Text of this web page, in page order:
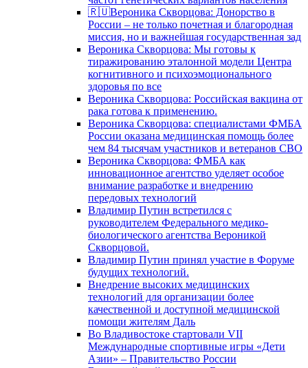
🇷🇺Вероника Скворцова: Донорство в
России – не только почетная и благородная
миссия, но и важнейшая государственная зад
Вероника Скворцова: Мы готовы к
тиражированию эталонной модели Центра
когнитивного и психоэмоционального
здоровья по все
Вероника Скворцова: Российская вакцина от
рака готова к применению.
Вероника Скворцова: специалистами ФМБА
России оказана медицинская помощь более
чем 84 тысячам участников и ветеранов СВО
Вероника Скворцова: ФМБА как
инновационное агентство уделяет особое
внимание разработке и внедрению
передовых технологий
Владимир Путин встретился с
руководителем Федерального медико-
биологического агентства Вероникой
Скворцовой.
Владимир Путин принял участие в Форуме
будущих технологий.
Внедрение высоких медицинских
технологий для организации более
качественной и доступной медицинской
помощи жителям Даль
Во Владивостоке стартовали VII
Международные спортивные игры «Дети
Азии» – Правительство России